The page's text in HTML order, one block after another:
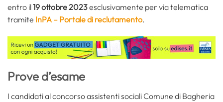
entro il19 ottobre 2023esclusivamente per via telematica
tramite InPA – Portale di reclutamento.
Prove d’esame
I candidati al concorso assistenti sociali Comune di Bagheria